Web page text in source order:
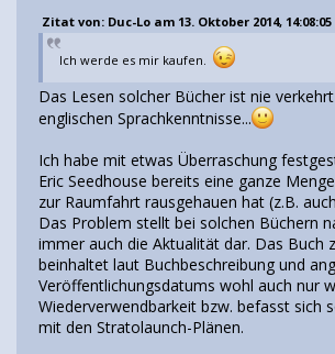
Zitat von: Duc-Lo am 13. Oktober 2014, 14:08:05
Ich werde es mir kaufen.
Das Lesen solcher Bücher ist nie
englischen Sprachkenntnisse...
Ich habe mit etwas Überraschung
Eric Seedhouse bereits eine ganze
zur Raumfahrt rausgehauen hat (z.B.
Das Problem stellt bei solchen Büchern
immer auch die Aktualität dar. Das Buch
beinhaltet laut Buchbeschreibung und
Veröffentlichungsdatums wohl auch nur
Wiederverwendbarkeit bzw. befasst sich
mit den Stratolaunch-Plänen.